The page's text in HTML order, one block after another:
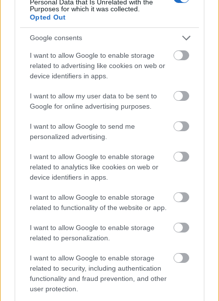
Personal Data that Is Unrelated with the
Purposes for which it was collected.
Opted Out
Google consents
I want to allow Google to enable storage
related to advertising like cookies on web or
device identifiers in apps.
I want to allow my user data to be sent to
Google for online advertising purposes.
I want to allow Google to send me
personalized advertising.
I want to allow Google to enable storage
related to analytics like cookies on web or
device identifiers in apps.
I want to allow Google to enable storage
related to functionality of the website or app.
I want to allow Google to enable storage
related to personalization.
I want to allow Google to enable storage
related to security, including authentication
functionality and fraud prevention, and other
user protection.
délelőtt azért még a tényleges csomagolással telt, na
meg azzal, hogy milyen cuccok kellenek a 28 fokos
hőmérséklethez. Reggel még le akartam ugrani
lemosni a kocsit - mert hát tiszta só szegényke - de…
Viajar a Mexico - A készülődés
Húsimádó•2018. március 02.
Eszterrel és a családdal nagyon szeretünk utazni,
imádjuk a készülődést, magát az utazást, az ottlétet
- majd imádunk ismét hazai földre lépni. Mindig
megdobban a szívünk, amikor a magyar zászlót
meglátjuk a határon - mert igazándiból itthon